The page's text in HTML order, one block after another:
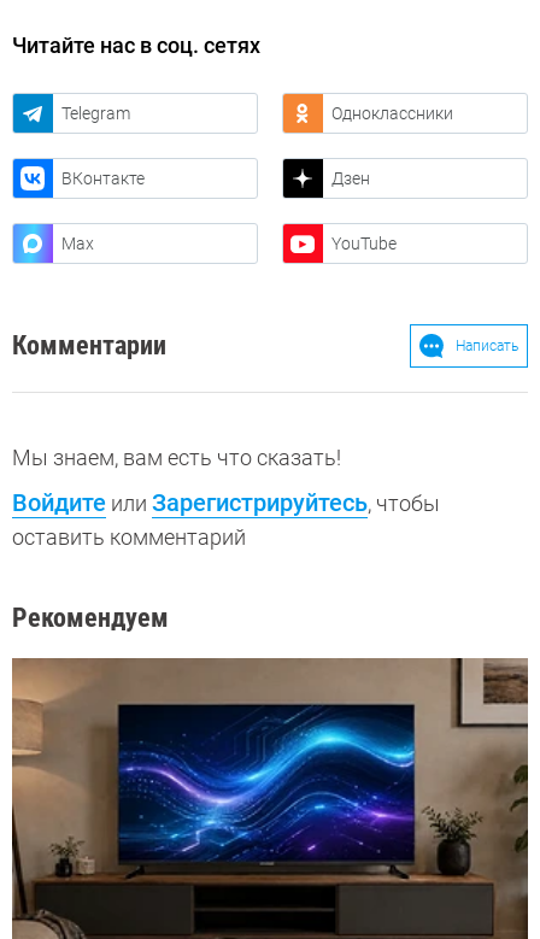
Читайте нас в соц. сетях
Telegram Одноклассники
ВКонтакте Дзен
Max YouTube
Комментарии Написать
Мы знаем, вам есть что сказать!
Войдите или Зарегистрируйтесь, чтобы
оставить комментарий
Рекомендуем